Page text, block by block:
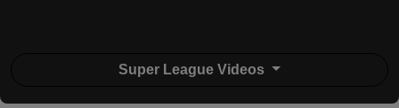
Super League Videos